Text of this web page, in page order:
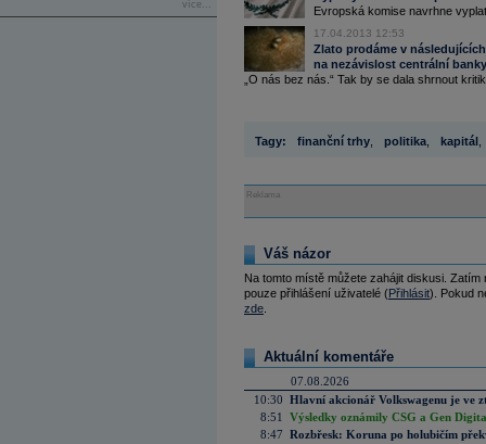
více...
Evropská komise navrhne
17.04.2013 12:53
Zlato prodáme v
na nezávislost centrální banky
„O nás bez nás.“ Tak by se dala shrnout
Tagy: finanční trhy politika kapitál
Reklama
Váš názor
Na tomto místě můžete zahájit diskusi.
pouze přihlášení uživatelé (Přihlásit). Pokud
zde
Aktuální komentáře
07.08.2026
10:30 Hlavní akcionář Volkswagenu je ve
8:51
Výsledky oznámily CSG a Gen
8:47 Rozbřesk: Koruna po holubičím